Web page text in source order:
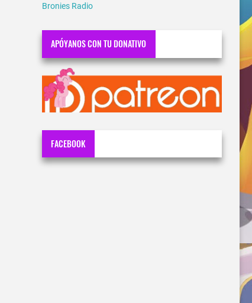
Bronies Radio
APÓYANOS CON TU DONATIVO
FACEBOOK